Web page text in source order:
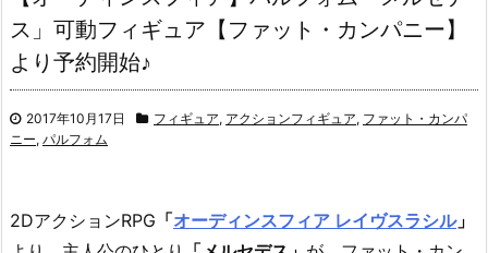
ス」可動フィギュア【ファット・カンパニー】
より予約開始♪
2017年10月17日 フィギュア, アクションフィギュア, ファット・カンパ
ニー, パルフォム
2DアクションRPG 「オーディンスフィア レイヴスラシル」